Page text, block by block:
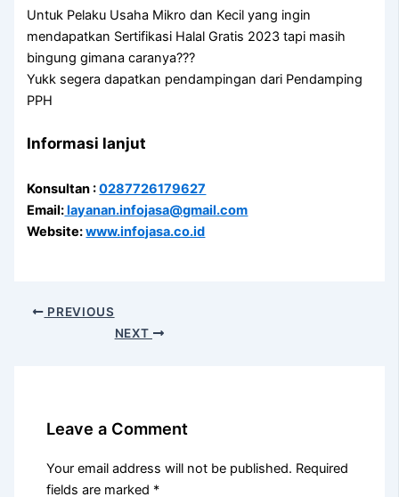
Untuk Pelaku Usaha Mikro dan Kecil yang ingin
mendapatkan Sertifikasi Halal Gratis 2023 tapi masih
bingung gimana caranya???
Yukk segera dapatkan pendampingan dari Pendamping
PPH
Informasi lanjut
Konsultan :0287726179627
Email: layanan.infojasa@gmail.com
Website:www.infojasa.co.id
PREVIOUS
NEXT
Leave a Comment
Your email address will not be published. Required
fields are marked *